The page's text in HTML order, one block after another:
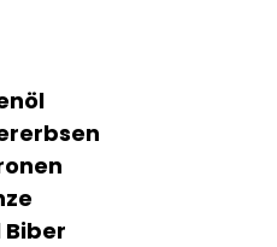
Biber